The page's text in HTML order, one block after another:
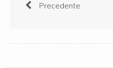
Precedente